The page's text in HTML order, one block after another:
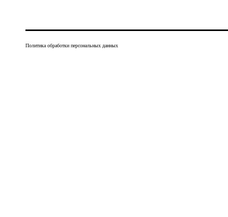
Политика обработки персональных данных